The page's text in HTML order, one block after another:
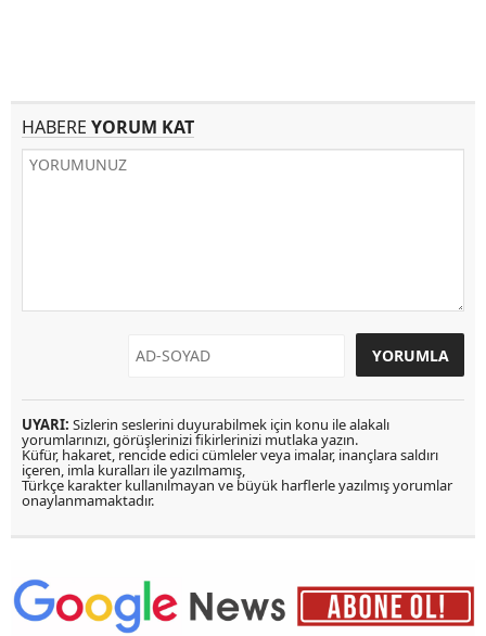
HABERE YORUM KAT
UYARI: Sizlerin seslerini duyurabilmek için konu ile alakalı
yorumlarınızı, görüşlerinizi fikirlerinizi mutlaka yazın.
Küfür, hakaret, rencide edici cümleler veya imalar, inançlara saldırı
içeren, imla kuralları ile yazılmamış,
Türkçe karakter kullanılmayan ve büyük harflerle yazılmış yorumlar
onaylanmamaktadır.